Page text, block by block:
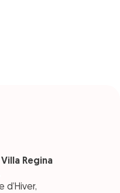
Regina
d’Hiver,